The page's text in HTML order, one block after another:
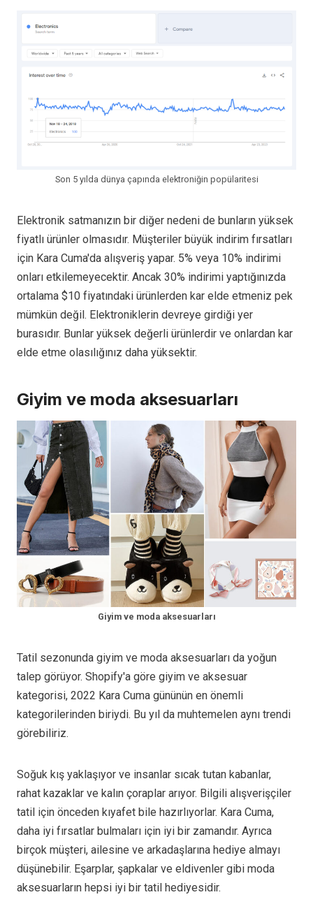
Son 5 yılda dünya çapında elektroniğin popülaritesi
Elektronik satmanızın bir diğer nedeni de bunların yüksek
fiyatlı ürünler olmasıdır. Müşteriler büyük indirim fırsatları
için Kara Cuma'da alışveriş yapar. 5% veya 10% indirimi
onları etkilemeyecektir. Ancak 30% indirimi yaptığınızda
ortalama $10 fiyatındaki ürünlerden kar elde etmeniz pek
mümkün değil. Elektroniklerin devreye girdiği yer
burasıdır. Bunlar yüksek değerli ürünlerdir ve onlardan kar
elde etme olasılığınız daha yüksektir.
Giyim ve moda aksesuarları
Giyim ve moda aksesuarları
Tatil sezonunda giyim ve moda aksesuarları da yoğun
talep görüyor. Shopify'a göre giyim ve aksesuar
kategorisi, 2022 Kara Cuma gününün en önemli
kategorilerinden biriydi. Bu yıl da muhtemelen aynı trendi
görebiliriz.
Soğuk kış yaklaşıyor ve insanlar sıcak tutan kabanlar,
rahat kazaklar ve kalın çoraplar arıyor. Bilgili alışverişçiler
tatil için önceden kıyafet bile hazırlıyorlar. Kara Cuma,
daha iyi fırsatlar bulmaları için iyi bir zamandır. Ayrıca
birçok müşteri, ailesine ve arkadaşlarına hediye almayı
düşünebilir. Eşarplar, şapkalar ve eldivenler gibi moda
aksesuarların hepsi iyi bir tatil hediyesidir.